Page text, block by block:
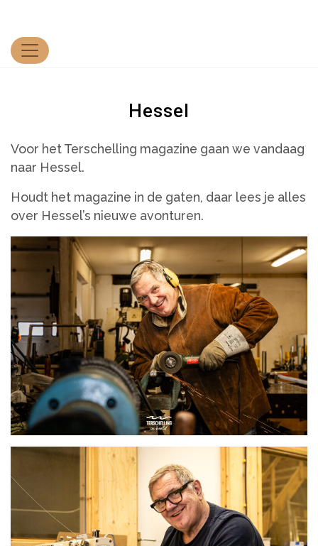
Hessel
Voor het Terschelling magazine gaan we vandaag
naar Hessel.
Houdt het magazine in de gaten, daar lees je alles
over Hessel’s nieuwe avonturen.